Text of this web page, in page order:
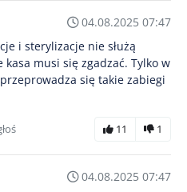
04.08.2025 07:47
i sterylizacje nie służą
musi się zgadzać. Tylko w
się takie zabiegi
11 1
04.08.2025 07:47